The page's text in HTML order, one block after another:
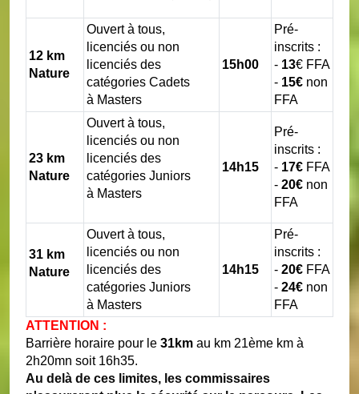
12 km
Nature
Ouvert à tous,
licenciés ou non
licenciés des
catégories Cadets
à Masters
15h00
Pré-
inscrits :
- 13€ FFA
- 15€ non
FFA
23 km
Nature
Ouvert à tous,
licenciés ou non
licenciés des
catégories Juniors
à Masters
14h15
Pré-
inscrits :
- 17€ FFA
- 20€ non
FFA
31 km
Nature
Ouvert à tous,
licenciés ou non
licenciés des
catégories Juniors
à Masters
14h15
Pré-
inscrits :
- 20€ FFA
- 24€ non
FFA
ATTENTION :
Barrière horaire pour le 31km au km 21ème km à
2h20mn soit 16h35.
Au delà de ces limites, les commissaires